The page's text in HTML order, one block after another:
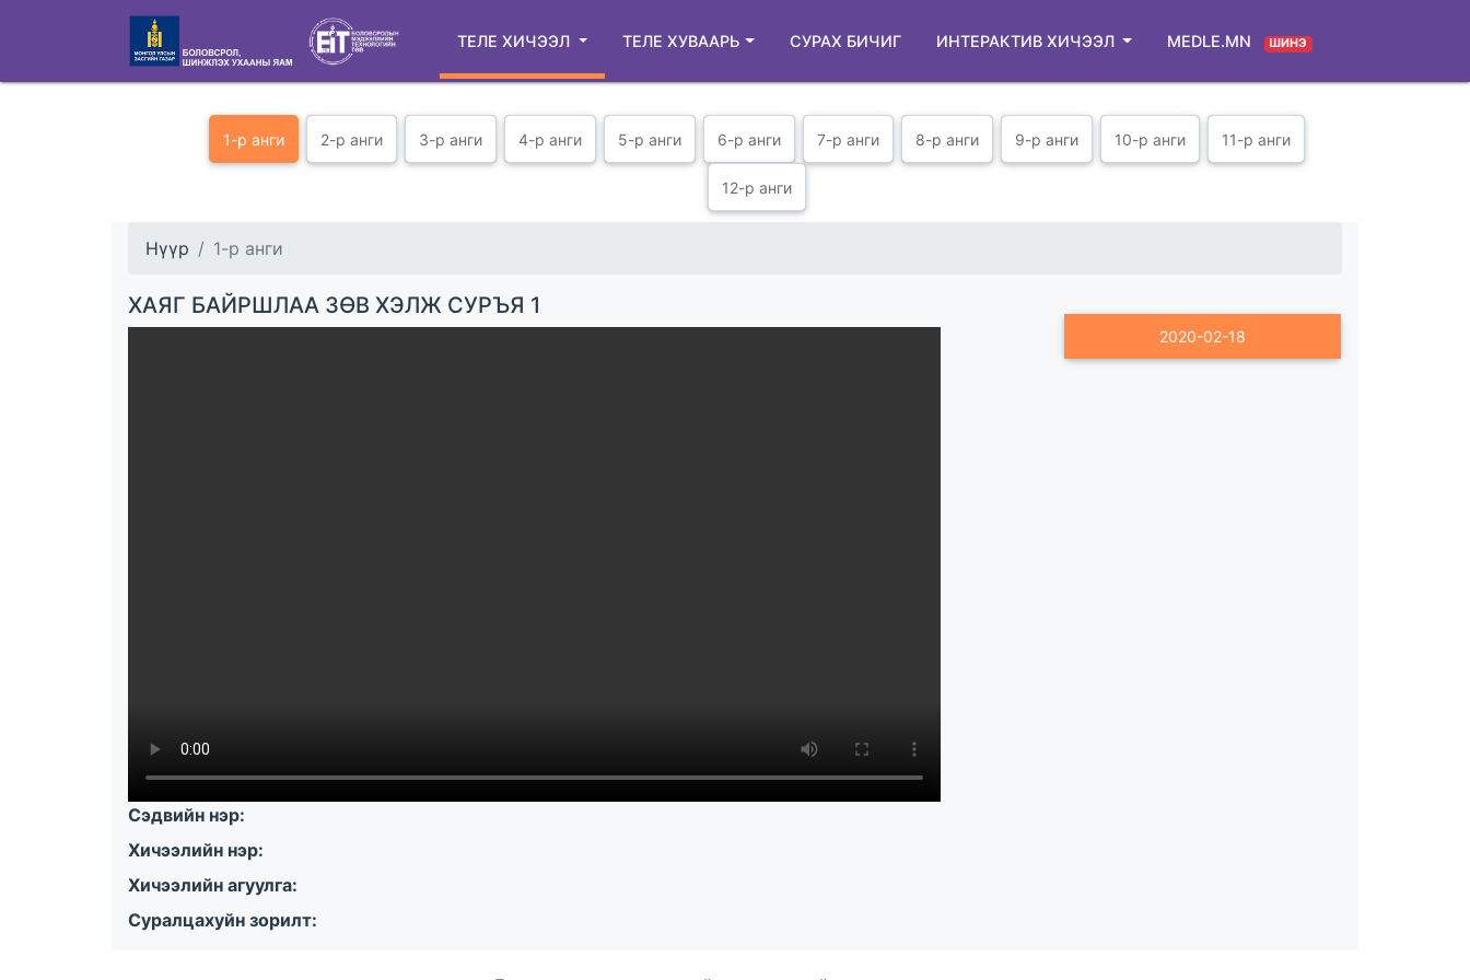
ТЕЛЕ ХИЧЭЭЛ ТЕЛЕ ХУВААРЬ СУРАХ БИЧИГ ИНТЕРАКТИВ ХИЧЭЭЛ MEDLE.MN ШИНЭ
1-р анги 2-р анги 3-р анги 4-р анги 5-р анги 6-р анги 7-р анги 8-р анги 9-р анги 10-р анги 11-р анги
12-р анги
Нүүр 1-р анги
ХАЯГ БАЙРШЛАА ЗӨВ ХЭЛЖ СУРЪЯ 1
Сэдвийн нэр:
Хичээлийн нэр:
Хичээлийн агуулга:
Суралцахуйн зорилт:
2020-02-18